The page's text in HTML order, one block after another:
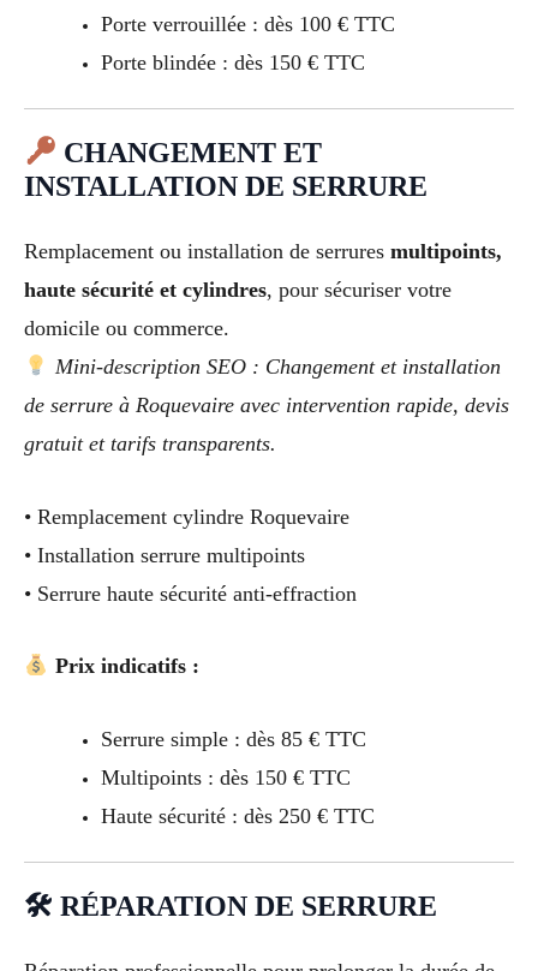
Porte verrouillée : dès 100 € TTC
Porte blindée : dès 150 € TTC
CHANGEMENT ET
INSTALLATION DE SERRURE
Remplacement ou installation de serrures multipoints,
haute sécurité et cylindres, pour sécuriser votre
domicile ou commerce.
Mini-description SEO : Changement et installation
de serrure à Roquevaire avec intervention rapide, devis
gratuit et tarifs transparents.
• Remplacement cylindre Roquevaire
• Installation serrure multipoints
• Serrure haute sécurité anti-effraction
Prix indicatifs :
Serrure simple : dès 85 € TTC
Multipoints : dès 150 € TTC
Haute sécurité : dès 250 € TTC
🛠 RÉPARATION DE SERRURE